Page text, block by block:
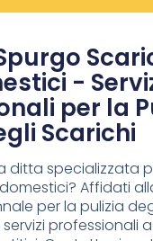
-
per la
Scarichi
ditta specializzata
Affidati
per la pulizia
professionali